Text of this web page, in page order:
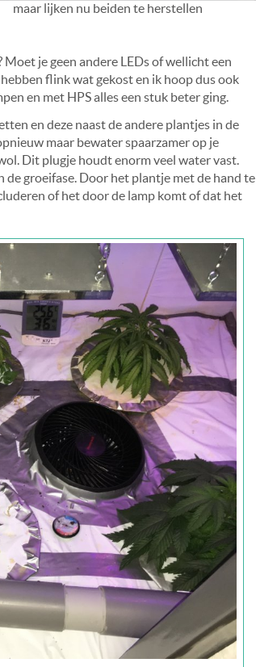
maar lijken nu beiden te herstellen
je geen andere LEDs of wellicht een
flink wat gekost en ik hoop dus ook
en met HPS alles een stuk beter ging.
en deze naast de andere plantjes in de
maar bewater spaarzamer op je
Dit plugje houdt enorm veel water vast.
de groeifase. Door het plantje met de hand te
of het door de lamp komt of dat het